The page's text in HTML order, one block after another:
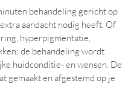
behandeling gericht op
aandacht nodig heeft. Of
hyperpigmentatie,
de behandeling wordt
huidconditie- en wensen. De
gemaakt en afgestemd op je